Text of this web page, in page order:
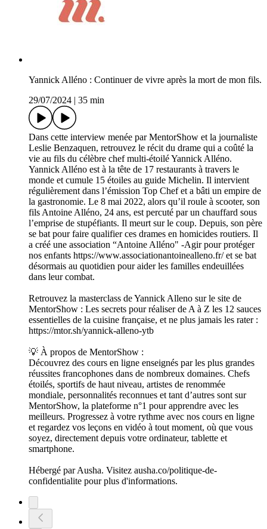
Yannick Alléno : Continuer de vivre après la mort de mon fils.
29/07/2024
35 min
Dans cette interview menée par MentorShow et la journaliste
Leslie Benzaquen, retrouvez le récit du drame qui a coûté la
vie au fils du célèbre chef multi-étoilé Yannick Alléno.
Yannick Alléno est à la tête de 17 restaurants à travers le
monde et cumule 15 étoiles au guide Michelin. Il intervient
régulièrement dans l’émission Top Chef et a bâti un empire de
la gastronomie. Le 8 mai 2022, alors qu’il roule à scooter, son
fils Antoine Alléno, 24 ans, est percuté par un chauffard sous
l’emprise de stupéfiants. Il meurt sur le coup. Depuis, son père
se bat pour faire qualifier ces drames en homicides routiers. Il
a créé une association “Antoine Alléno" -Agir pour protéger
nos enfants https://www.associationantoinealleno.fr/ et se bat
désormais au quotidien pour aider les familles endeuillées
dans leur combat.
Retrouvez la masterclass de Yannick Alleno sur le site de
MentorShow : Les secrets pour réaliser de A à Z les 12 sauces
essentielles de la cuisine française, et ne plus jamais les rater :
https://mtor.sh/yannick-alleno-ytb
💡 À propos de MentorShow :
Découvrez des cours en ligne enseignés par les plus grandes
réussites francophones dans de nombreux domaines. Chefs
étoilés, sportifs de haut niveau, artistes de renommée
mondiale, personnalités reconnues et tant d’autres sont sur
MentorShow, la plateforme n°1 pour apprendre avec les
meilleurs. Progressez à votre rythme avec nos cours en ligne
et regardez vos leçons en vidéo à tout moment, où que vous
soyez, directement depuis votre ordinateur, tablette et
smartphone.
Hébergé par Ausha. Visitez ausha.co/politique-de-
confidentialite pour plus d'informations.